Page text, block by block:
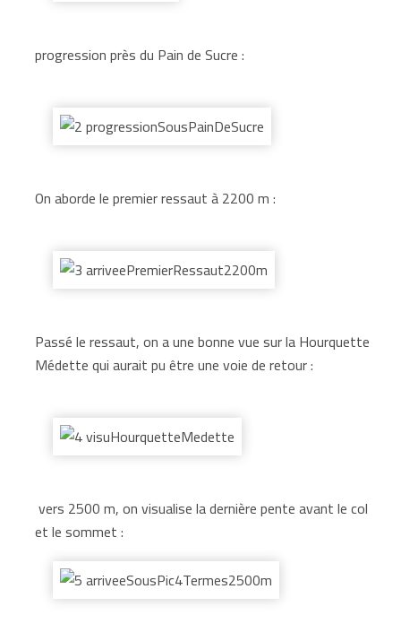
progression près du Pain de Sucre :
On aborde le premier ressaut à 2200 m :
Passé le ressaut, on a une bonne vue sur la Hourquette
Médette qui aurait pu être une voie de retour :
vers 2500 m, on visualise la dernière pente avant le col
et le sommet :